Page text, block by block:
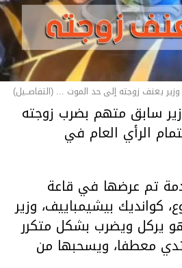
وزير يعنف زوجته إلى حد الموت ... (التفاصــيل)
سابق متهم بضرب زوجته
الرأي العام في
تم عرضها في قاعة
كوانديك بيشيمباييف، وزير
يركل ويضرب بشكل متكرر
معطفا، ويسحبها من